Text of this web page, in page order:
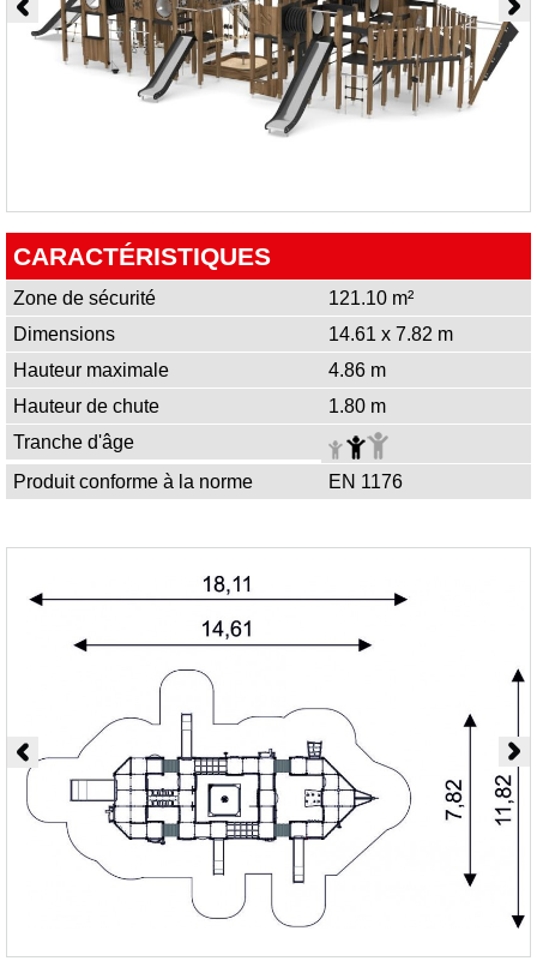
CARACTÉRISTIQUES
Zone de sécurité
121.10 m²
Dimensions
14.61 x 7.82 m
Hauteur maximale
4.86 m
Hauteur de chute
1.80 m
Tranche d'âge
Produit conforme à la norme
EN 1176